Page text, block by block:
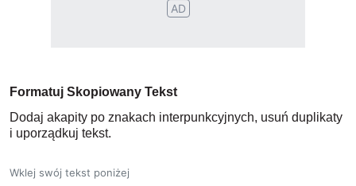
AD
Formatuj Skopiowany Tekst
Dodaj akapity po znakach interpunkcyjnych, usuń duplikaty
i uporządkuj tekst.
Wklej swój tekst poniżej